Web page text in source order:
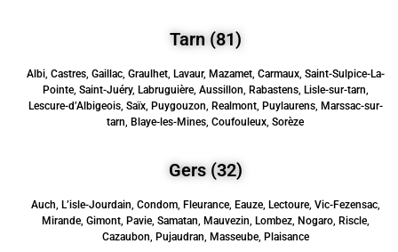
Tarn (81)
Albi, Castres, Gaillac, Graulhet, Lavaur, Mazamet, Carmaux, Saint-Sulpice-La-
Pointe, Saint-Juéry, Labruguière, Aussillon, Rabastens, Lisle-sur-tarn,
Lescure-d’Albigeois, Saïx, Puygouzon, Realmont, Puylaurens, Marssac-sur-
tarn, Blaye-les-Mines, Coufouleux, Sorèze
Gers (32)
Auch, L’isle-Jourdain, Condom, Fleurance, Eauze, Lectoure, Vic-Fezensac,
Mirande, Gimont, Pavie, Samatan, Mauvezin, Lombez, Nogaro, Riscle,
Cazaubon, Pujaudran, Masseube, Plaisance